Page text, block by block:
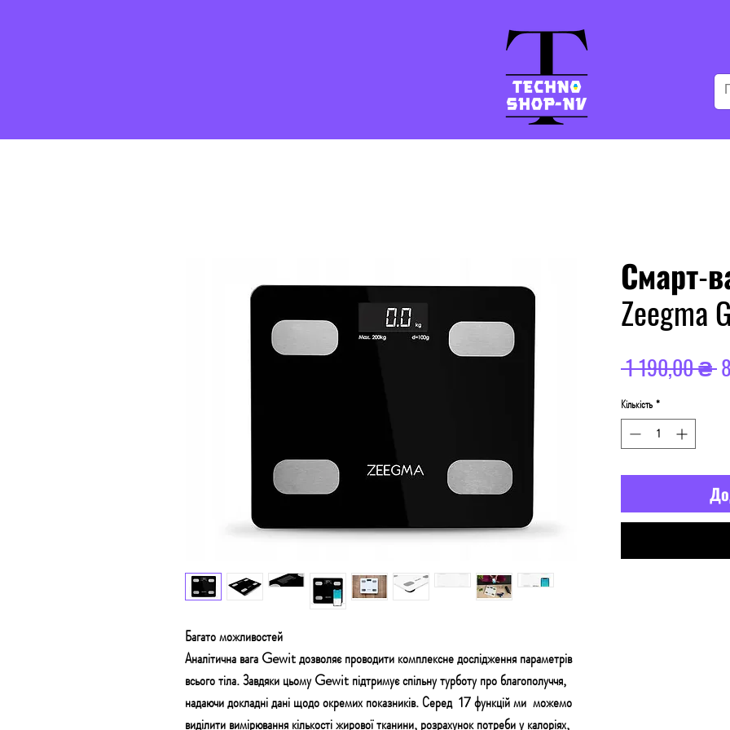
Багато можливостей
Аналітична вага Gewitдозволяє проводити комплексне дослідження параметрів
всього тіла. Завдяки цьому Gewit підтримує спільну турботу про благополуччя,
надаючи докладні дані щодо окремих показників. Серед 17 функцій ми можемо
виділити вимірювання кількості жирової тканини, розрахунок потреби у калоріях,
Смарт-
Zeegma
1 190,00 ₴
Кількість *